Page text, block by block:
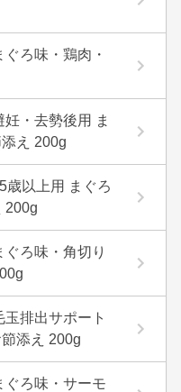
ろ味・鶏肉・
・去勢後用 ま
え 200g
歳以上用 まぐろ
200g
ろ味・角切り
排出サポート
添え 200g
ぐろ味・サーモ